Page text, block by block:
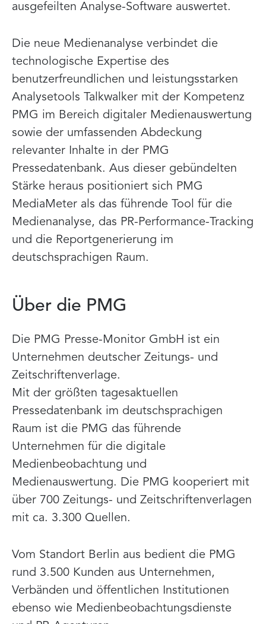
ausgefeilten Analyse-Software auswertet.
Die neue Medienanalyse verbindet die
technologische Expertise des
benutzerfreundlichen und leistungsstarken
Analysetools Talkwalker mit der Kompetenz
PMG im Bereich digitaler Medienauswertung
sowie der umfassenden Abdeckung
relevanter Inhalte in der PMG
Pressedatenbank. Aus dieser gebündelten
Stärke heraus positioniert sich PMG
MediaMeter als das führende Tool für die
Medienanalyse, das PR-Performance-Tracking
und die Reportgenerierung im
deutschsprachigen Raum.
Über die PMG
Die PMG Presse-Monitor GmbH ist ein
Unternehmen deutscher Zeitungs- und
Zeitschriftenverlage.
Mit der größten tagesaktuellen
Pressedatenbank im deutschsprachigen
Raum ist die PMG das führende
Unternehmen für die digitale
Medienbeobachtung und
Medienauswertung. Die PMG kooperiert mit
über 700 Zeitungs- und Zeitschriftenverlagen
mit ca. 3.300 Quellen.
Vom Standort Berlin aus bedient die PMG
rund 3.500 Kunden aus Unternehmen,
Verbänden und öffentlichen Institutionen
ebenso wie Medienbeobachtungsdienste